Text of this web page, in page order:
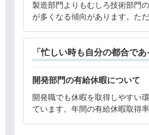
製造部門よりもむしろ技術部門
が多くなる傾向があります。た
に削減されています。現在、社
りの残業時間は平均して月30～
です。
「忙しい時も自分の都合で
開発部門の有給休暇について
開発職でも休暇を取得しやすい
ています。年間の有給休暇取得